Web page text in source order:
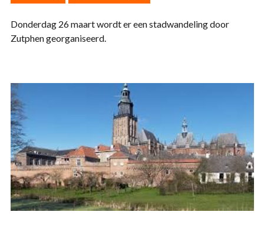
Donderdag 26 maart wordt er een stadwandeling door
Zutphen georganiseerd.